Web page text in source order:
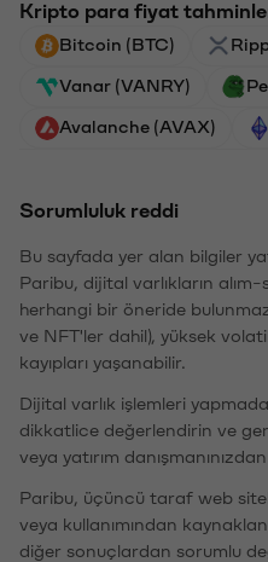
Kripto para fiyat
Bitcoin (BTC)
Vanar (VANRY)
Avalanche (AVAX)
Sorumluluk reddi
Bu sayfada yer alan bilgiler
Paribu, dijital varlıkların alım-
herhangi bir öneride
ve NFT'ler dahil), yüksek
kayıpları yaşanabilir.
Dijital varlık işlemleri
dikkatlice değerlendirin ve
veya yatırım
Paribu, üçüncü taraf web
veya kullanımından
diğer sonuçlardan sorumlu